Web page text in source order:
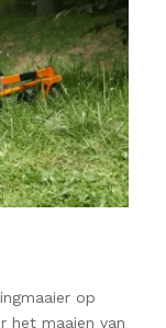
op
het maaien van